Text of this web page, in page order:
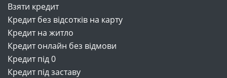
Взяти кредит
Кредит без відсотків на карту
Кредит на житло
Кредит онлайн без відмови
Кредит під 0
Кредит під заставу